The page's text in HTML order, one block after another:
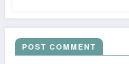
POST COMMENT